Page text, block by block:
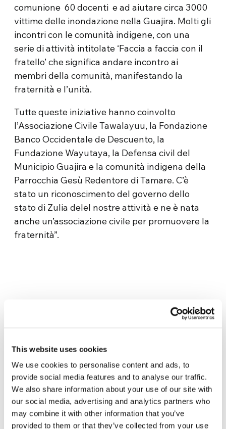
This website uses cookies
We use cookies to personalise content and ads, to
provide social media features and to analyse our traffic.
We also share information about your use of our site with
our social media, advertising and analytics partners who
may combine it with other information that you’ve
provided to them or that they’ve collected from your use
comunione 60 docenti e ad aiutare circa 3000
vittime delle inondazione nella Guajira. Molti gli
incontri con le comunità indigene, con una
serie di attività intitolate ‘Faccia a faccia con il
fratello’ che significa andare incontro ai
membri della comunità, manifestando la
fraternità e l’unità.
Tutte queste iniziative hanno coinvolto
l’Associazione Civile Tawalayuu, la Fondazione
Banco Occidentale de Descuento, la
Fundazione Wayutaya, la Defensa civil del
Municipio Guajira e la comunità indigena della
Parrocchia Gesù Redentore di Tamare. C’è
stato un riconoscimento del governo dello
stato di Zulia delel nostre attività e ne è nata
anche un’associazione civile per promuovere la
fraternità”.
Related News
Dal Sud America tre storie di
Ecologia, sport e salute
30 Luglio 2026